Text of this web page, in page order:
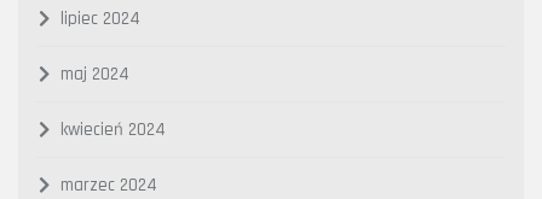
lipiec 2024
maj 2024
kwiecień 2024
marzec 2024